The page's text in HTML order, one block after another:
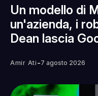
Un modello di
un'azienda, i
Dean lascia
Amir Ati -7 agosto 2026